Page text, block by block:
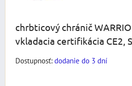
chrbticový chránič
vkladacia certifikácia CE2,
Dostupnosť: dodanie do 3 dní